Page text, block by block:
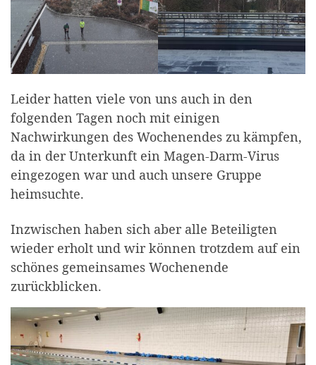
Leider hatten viele von uns auch in den
folgenden Tagen noch mit einigen
Nachwirkungen des Wochenendes zu kämpfen,
da in der Unterkunft ein Magen-Darm-Virus
eingezogen war und auch unsere Gruppe
heimsuchte.
Inzwischen haben sich aber alle Beteiligten
wieder erholt und wir können trotzdem auf ein
schönes gemeinsames Wochenende
zurückblicken.